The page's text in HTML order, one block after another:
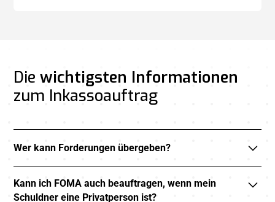
Diewichtigsten Informationen
zum Inkassoauftrag
Wer kann Forderungen übergeben?
Das bedeutet: Selbstständige, Freiberufler, kleine und
Kann ich FOMA auch beauftragen, wenn mein
Schuldner eine Privatperson ist?